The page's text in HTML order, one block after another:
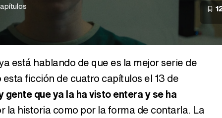
está hablando de que es la mejor serie de
ficción de cuatro capítulos el 13 de
gente que ya la ha visto entera y se ha
la historia como por la forma de contarla. La